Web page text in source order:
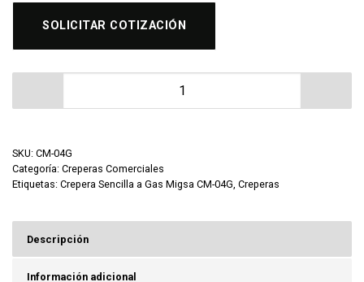
SOLICITAR COTIZACIÓN
Crepera Sencilla a Gas Migsa CM-04G cantidad
SKU: CM-04G
Categoría: Creperas Comerciales
Etiquetas: Crepera Sencilla a Gas Migsa CM-04G, Creperas
Descripción
Información adicional